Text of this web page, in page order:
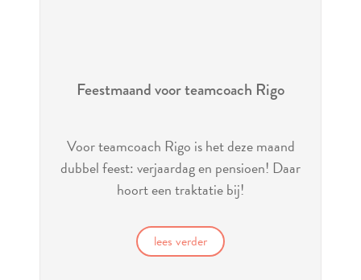
Feestmaand voor teamcoach Rigo
Voor teamcoach Rigo is het deze maand
dubbel feest: verjaardag en pensioen! Daar
hoort een traktatie bij!
lees verder